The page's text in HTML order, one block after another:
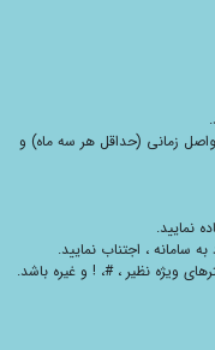
فواصل زمانی (حداقل هر سه ماه) و
نمایید.
سامانه ، اجتناب نمایید.
ویژه نظیر ، #، ! و غیره باشد.